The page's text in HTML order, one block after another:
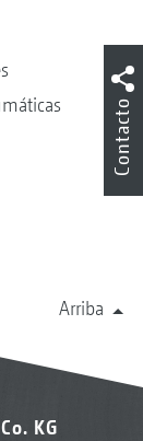
Arriba
KG
Contacto